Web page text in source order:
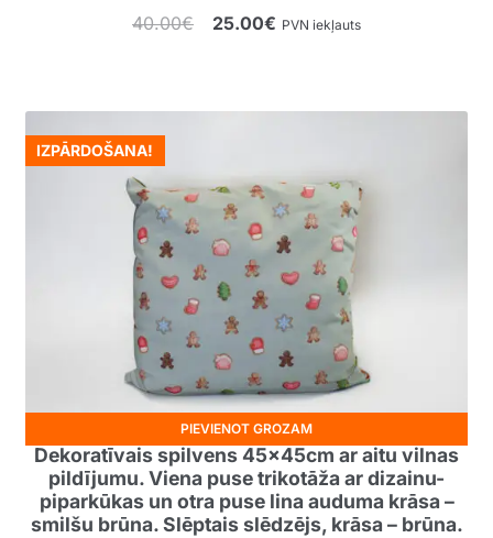
40.00€
Original
25.00€ Current
PVN iekļauts
Dekoratīvais spilvens 45x45cm ar aitu vilnas
pildījumu. Viena puse trikotāža ar dizainu-
piparkūkas un otra puse lina auduma krāsa –
smilšu brūna. Slēptais slēdzējs, krāsa – brūna.
IZPĀRDOŠANA!
PIEVIENOT GROZAM